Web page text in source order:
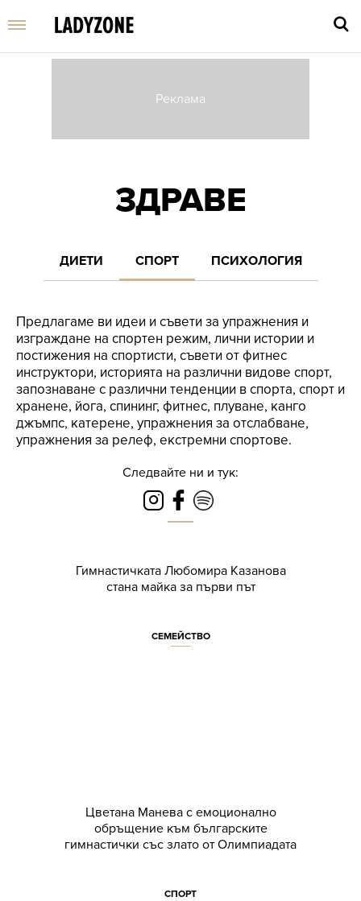
ЗДРАВЕ
ДИЕТИ СПОРТ ПСИХОЛОГИЯ
Предлагаме ви идеи и съвети за упражнения и
изграждане на спортен режим, лични истории и
постижения на спортисти, съвети от фитнес
инструктори, историята на различни видове спорт,
запознаване с различни тенденции в спорта, спорт и
хранене, йога, спининг, фитнес, плуване, канго
джъмпс, катерене, упражнения за отслабване,
упражнения за релеф, екстремни спортове.
Следвайте ни и тук:
Гимнастичката Любомира Казанова
стана майка за първи път
СЕМЕЙСТВО
Цветана Манева с емоционално
обръщение към българските
гимнастички със злато от Олимпиадата
СПОРТ